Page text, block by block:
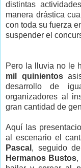
distintas
manera drástica
con toda su fuerza
suspender el
Pero la lluvia no le
mil quinientos
desarrollo de
organizadores al
gran cantidad de
Aquí las
al escenario el
Pascal , seguido
Hermanos Bustos,